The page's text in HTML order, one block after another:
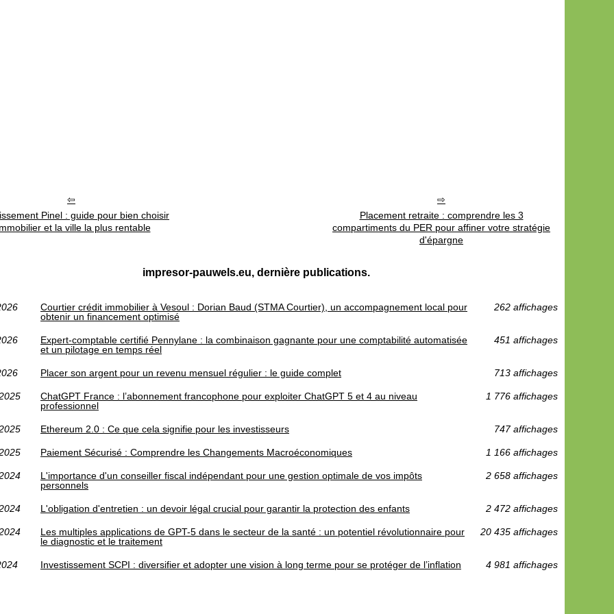
Pinel : guide pour bien choisir
et la ville la plus rentable
Placement retraite : comprendre les 3
compartiments du PER pour affiner votre stratégie
d'épargne
impresor-pauwels.eu, dernière publications.
Courtier crédit immobilier à Vesoul : Dorian Baud (STMA Courtier), un accompagnement local pour
obtenir un financement optimisé
262 affichages
Expert-comptable certifié Pennylane : la combinaison gagnante pour une comptabilité automatisée
et un pilotage en temps réel
451 affichages
Placer son argent pour un revenu mensuel régulier : le guide complet 713 affichages
ChatGPT France : l’abonnement francophone pour exploiter ChatGPT 5 et 4 au niveau
professionnel
1 776 affichages
Ethereum 2.0 : Ce que cela signifie pour les investisseurs 747 affichages
Paiement Sécurisé : Comprendre les Changements Macroéconomiques 1 166 affichages
L'importance d'un conseiller fiscal indépendant pour une gestion optimale de vos impôts
personnels
2 658 affichages
L'obligation d'entretien : un devoir légal crucial pour garantir la protection des enfants 2 472 affichages
Les multiples applications de GPT-5 dans le secteur de la santé : un potentiel révolutionnaire pour
le diagnostic et le traitement
20 435 affichages
Investissement SCPI : diversifier et adopter une vision à long terme pour se protéger de l’inflation 4 981 affichages